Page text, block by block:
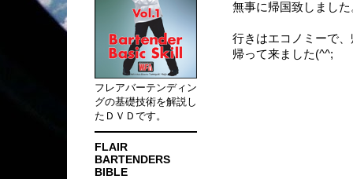
無事に帰国致しました
行きはエコノミーで
帰って来ました(^^;
フレアバーテンディン
グの基礎技術を解説し
たＤＶＤです。
FLAIR
BARTENDERS
BIBLE